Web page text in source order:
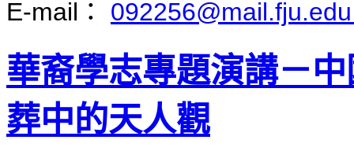
E-mail：
華裔學志專題演講－
葬中的天人觀